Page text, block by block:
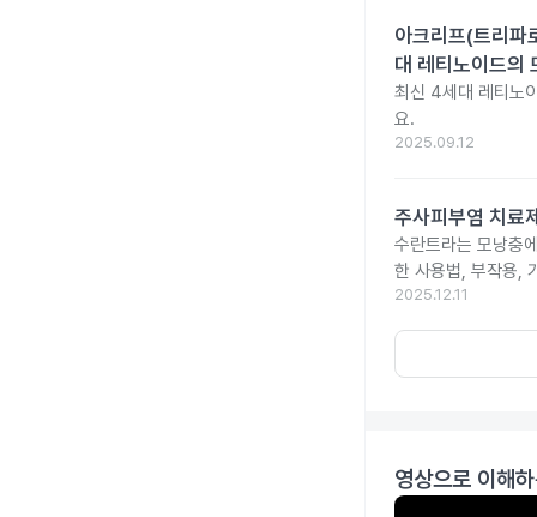
아크리프(트리파
대 레티노이드의
최신 4세대 레티노
요.
2025.09.12
주사피부염 치료
수란트라는 모낭충
한 사용법, 부작용,
2025.12.11
영상으로 이해